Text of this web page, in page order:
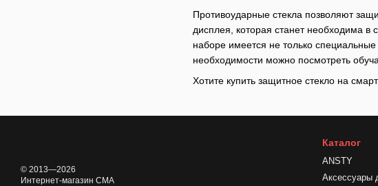
Противоударные стекла позволяют
дисплея, которая станет необходима в
наборе имеется не только
необходимости можно посмотреть
Хотите купить защитное стекло на
© 2013—2026
Интернет-магазин CMA
Каталог
ANSTY
Аксессуары